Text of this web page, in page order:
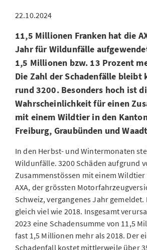
22.10.2024
11,5 Millionen Franken hat die
Jahr für Wildunfälle
1,5 Millionen bzw. 13 Prozent
Die Zahl der Schadenfälle bleibt
rund 3200. Besonders hoch ist
Wahrscheinlichkeit für einen
mit einem Wildtier in den
Freiburg, Graubünden und
In den Herbst- und Wintermonaten
Wildunfälle. 3200 Schäden aufgrund
Zusammenstössen mit einem
AXA, der grössten
Schweiz, vergangenes Jahr gemeldet.
gleich viel wie 2018. Insgesamt
2023 eine Schadensumme von 11,5
fast 1,5 Millionen mehr als 2018. Der
Schadenfall kostet mittlerweile über